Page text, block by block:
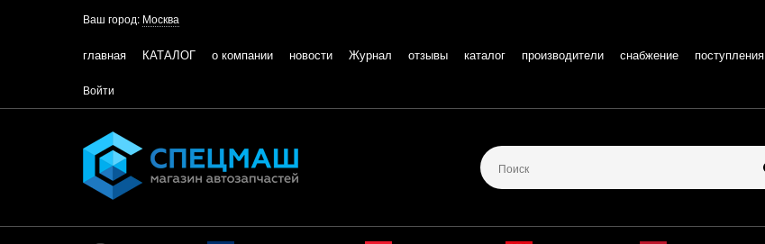
Ваш город: Москва
главная КАТАЛОГ о компании новости Журнал отзывы каталог производители снабжение поступления
Войти